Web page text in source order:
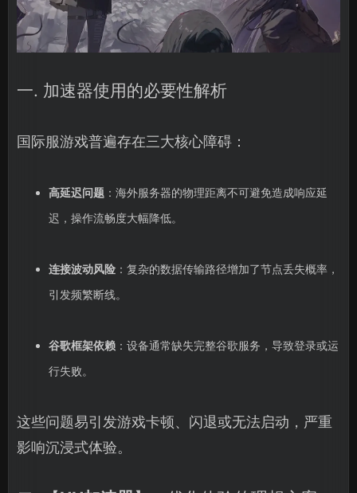
一. 加速器使用的必要性解析
国际服游戏普遍存在三大核心障碍：
高延迟问题：海外服务器的物理距离不可避免造成响应延
迟，操作流畅度大幅降低。
连接波动风险：复杂的数据传输路径增加了节点丢失概率，
引发频繁断线。
谷歌框架依赖：设备通常缺失完整谷歌服务，导致登录或运
行失败。
这些问题易引发游戏卡顿、闪退或无法启动，严重
影响沉浸式体验。